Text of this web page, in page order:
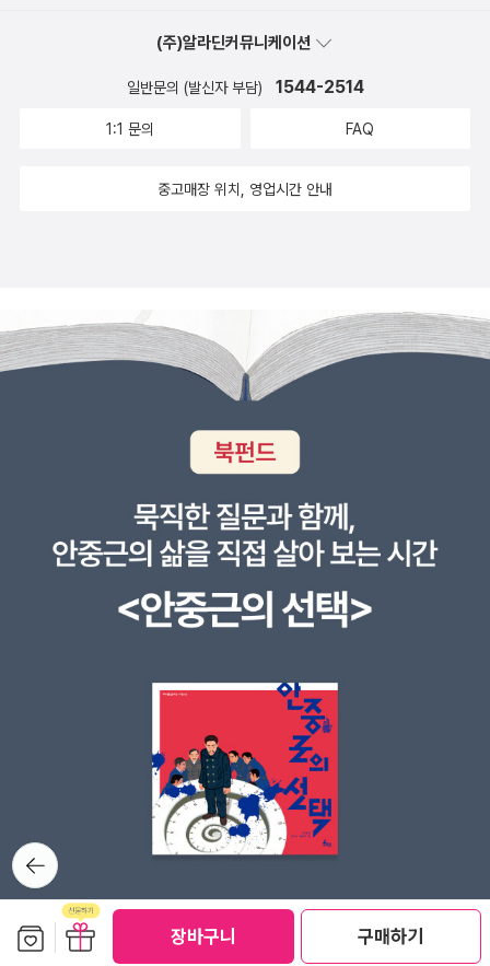
장바구니 구매하기
이에게 문제 다 풀고 채점하고서 한 번씩 읽어보자고 권했어요. 이렇
^^아이에게 한국사공부를 더 새롭고 재미있게 할 수 있도록 도와준
뿌리깊은 초등국어 독해력 한국사. 고려시대 끝나면 어느시대 여행을
즐겁게 한국사 공부를 해보겠습니다. <출판사로부터 도서를 제공받
책리뷰 #책서평 #서평단#체험단 #교재리뷰 #초등국어 #문제집추
천 #책세상 #책세상맘수다 #맘수다 #책세상맘수다카페
서 보여주고 풀어보게 해줍니다.시험 대비 이 부분만 정리하여 시험
내용중에 중요한 회차를 연대순으로 엮은 한국사 연표를 통해 한국사
흐름을 다시 한번 체크해 봅니다.초등 친구들 수준에 맞게 스스로 붙
에 본인 스스로를 평가할 수 있는 딱지스티커를 붙여 평가해봅니다.
름 및 국어 어법·어휘까지 챙기며한국사능력검정시험 대비까지 할 수
있는[초등국어 독해력 한국사 문제집]을 꼭 풀어보기를초등 친구들
에게 추천합니다.[#협찬] [출판사를 통해 교재만을 지원받아 직접 작
면 등장하는 정리 노트에서는 ​한주동안 공부한 내용을 모두 요약정리
해주고 있어서, 아이가훑어보며 자연스럽게 복습이 가능했어요. ​​아이
음 단원도 얼른 보고 싶다”고 하네요. ​‘여름방학문제집’으로 활용하기
뷰, 연극 등 다양한 지문으로 구성되어 있어서, ​지루하지 않게 역사 공
있는 교재입니다. ​초등학생이 한국사에 흥미를 가지도록자연스럽게
접근할 수 있게 도와주고,​ 교과 연계 내용도 잘 정리되어 있어 초등한
국사교재로도 손색이 없습니다. ​다음 회차도 기대가 되네요. ​앞으로
합니다.😊​#뿌리깊은한국사 #초등한국사 #한국사기초 #한국사검정
능력시험공부 #여름방학문제집 #초등한국사교재
뒤로가
기
(주)알라딘커뮤니케이션
일반문의 (발신자 부담) 1544-2514
1:1 문의 FAQ
중고매장 위치, 영업시간 안내